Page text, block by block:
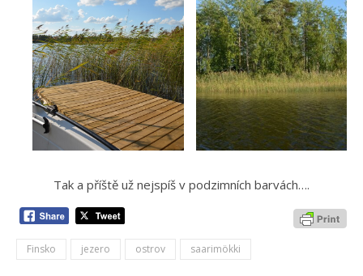
Tak a příště už nejspíš v podzimních barvách….
Finsko jezero ostrov saarimökki